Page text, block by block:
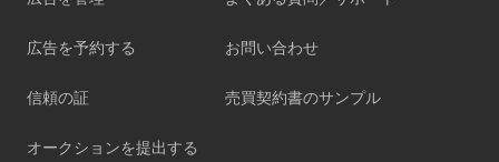
広告を予約する
信頼の証
オークションを提出する
お問い合わせ
売買契約書のサンプル